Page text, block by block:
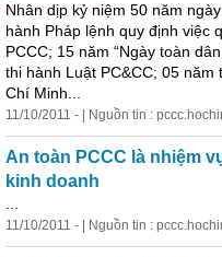
Nhân dịp kỷ niệm 50 năm
hành Pháp lệnh quy định việc
PCCC; 15 năm “Ngày toàn
thi hành Luật PC&CC; 05 năm
Chí Minh...
11/10/2011 - | Nguồn tin :
An toàn PCCC là nhiệm
kinh doanh
11/10/2011 - | Nguồn tin :